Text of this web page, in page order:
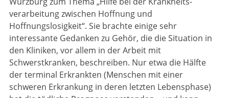
verarbeitung zwischen Hoffnung und
Hoffnungslosigkeit“. Sie brachte einige sehr
interessante Gedanken zu Gehör, die die Situation in
den Kliniken, vor allem in der Arbeit mit
Schwerstkranken, beschreiben. Nur etwa die Hälfte
der terminal Erkrankten (Menschen mit einer
schweren Erkrankung in deren letzten Lebensphase)